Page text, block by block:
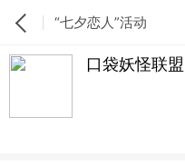
“七夕恋人”活动
口袋妖怪联